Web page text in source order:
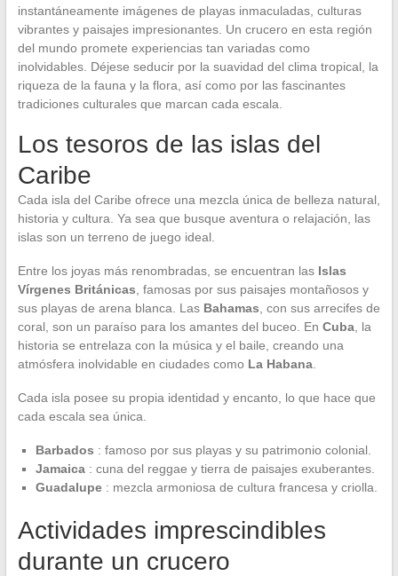
instantáneamente imágenes de playas inmaculadas, culturas
vibrantes y paisajes impresionantes. Un crucero en esta región
del mundo promete experiencias tan variadas como
inolvidables. Déjese seducir por la suavidad del clima tropical, la
riqueza de la fauna y la flora, así como por las fascinantes
tradiciones culturales que marcan cada escala.
Los tesoros de las islas del
Caribe
Cada isla del Caribe ofrece una mezcla única de belleza natural,
historia y cultura. Ya sea que busque aventura o relajación, las
islas son un terreno de juego ideal.
Entre los joyas más renombradas, se encuentran las Islas
Vírgenes Británicas , famosas por sus paisajes montañosos y
sus playas de arena blanca. Las Bahamas , con sus arrecifes de
coral, son un paraíso para los amantes del buceo. En Cuba, la
historia se entrelaza con la música y el baile, creando una
atmósfera inolvidable en ciudades como La Habana.
Cada isla posee su propia identidad y encanto, lo que hace que
cada escala sea única.
Barbados : famoso por sus playas y su patrimonio colonial.
Jamaica : cuna del reggae y tierra de paisajes exuberantes.
Guadalupe : mezcla armoniosa de cultura francesa y criolla.
Actividades imprescindibles
durante un crucero